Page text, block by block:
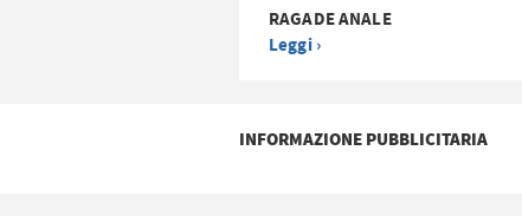
RAGADE ANALE
Leggi ›
INFORMAZIONE PUBBLICITARIA